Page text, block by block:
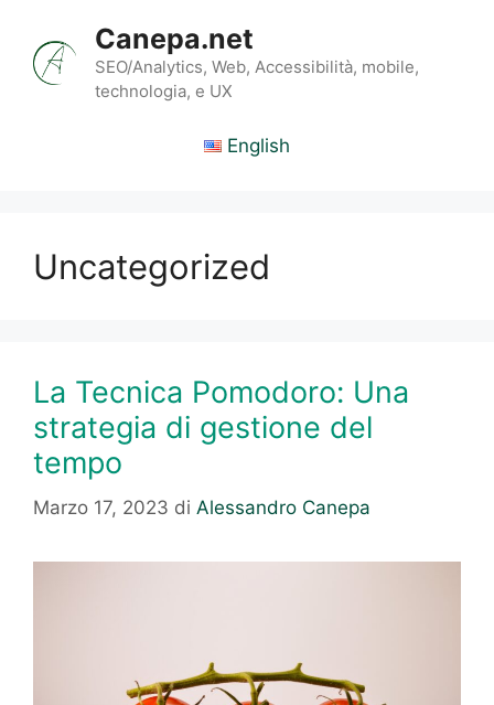
contenuto
Canepa.net
SEO/Analytics, Web, Accessibilità, mobile,
technologia, e UX
English
Uncategorized
La Tecnica Pomodoro: Una
strategia di gestione del
tempo
Marzo 17, 2023 di Alessandro Canepa